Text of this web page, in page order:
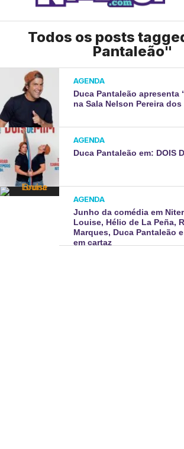
Todos os posts
Pantaleão"
AGENDA
Duca Pantaleão apresenta
na Sala Nelson Pereira
AGENDA
Duca Pantaleão em: DOIS
AGENDA
Junho da comédia em
Louise, Hélio de La Peña,
Marques, Duca Pantaleão
em cartaz